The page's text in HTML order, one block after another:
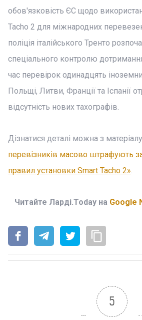
обов'язковість ЄС щодо
Tacho 2 для міжнародних
поліція італійського Тренто
спеціального контролю
час перевірок одинадцять
Польщі, Литви, Франції та Іспанії
відсутність нових тахографів.
Дізнатися деталі можна з матеріалу
перевізників масово штрафують
правил установки Smart Tacho 2».
Читайте Ларді.Today на Google
5